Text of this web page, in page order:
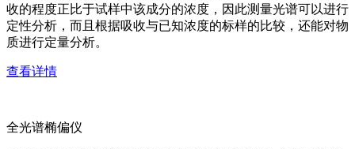
收的程度正比于试样中该成分的浓度，因此测量光谱可以进行
定性分析，而且根据吸收与已知浓度的标样的比较，还能对物
质进行定量分析。
查看详情
全光谱椭偏仪